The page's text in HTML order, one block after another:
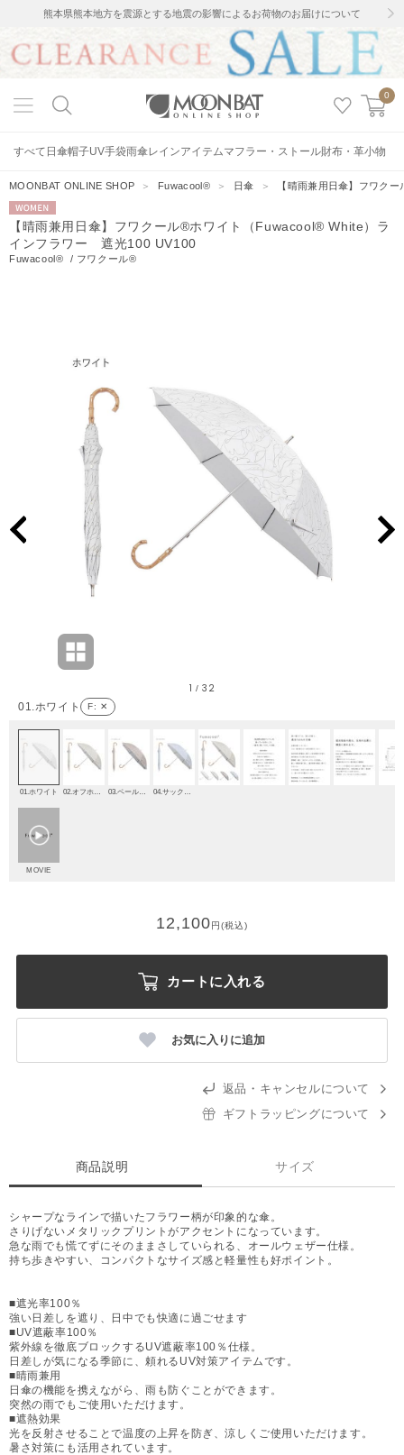
熊本県熊本地方を震源とする地震の影響によるお荷物のお届けについて
0
すべて 日傘帽子UV手袋雨傘レインアイテムマフラー・ストール財布・革小物
MOONBAT ONLINE SHOP ＞ Fuwacool® ＞ 日傘 ＞ 【晴雨兼用日傘】フワク
WOMEN
【晴雨兼用日傘】フワクール®ホワイト（Fuwacool® White）ラ
インフラワー 遮光100 UV100
Fuwacool® / フワクール®
01.ホワイト F: ✕
1 /32
01.ホワイト
MOVIE
12,100円(税込)
カートに入れる
お気に入りに追加
返品・キャンセルについて
ギフトラッピングについて
商品説明 サイズ
シャープなラインで描いたフラワー柄が印象的な傘。
さりげないメタリックプリントがアクセントになっています。
急な雨でも慌てずにそのままさしていられる、オールウェザー仕様。
持ち歩きやすい、コンパクトなサイズ感と軽量性も好ポイント。
■遮光率100％
強い日差しを遮り、日中でも快適に過ごせます
■UV遮蔽率100％
紫外線を徹底ブロックするUV遮蔽率100％仕様。
日差しが気になる季節に、頼れるUV対策アイテムです。
■晴雨兼用
日傘の機能を携えながら、雨も防ぐことができます。
突然の雨でもご使用いただけます。
■遮熱効果
光を反射させることで温度の上昇を防ぎ、涼しくご使用いただけます。
暑さ対策にも活用されています。